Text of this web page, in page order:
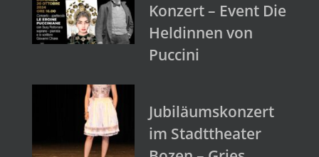
Konzert – Event Die
Heldinnen von
Puccini
Jubiläumskonzert
im Stadttheater